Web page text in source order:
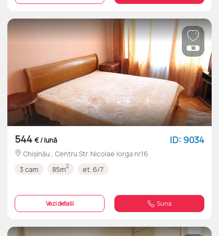
18
544 € / lună ID: 9034
Chișinău , Centru Str. Nicolae Iorga nr.16
3 cam
85m2 et. 6/7
Vezi detalii Suna